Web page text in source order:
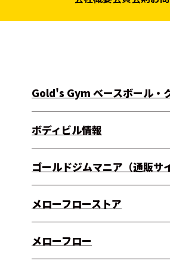
Gold's Gym ベースボール・
ボディビル情報
ゴールドジムマニア（通販サ
メローフローストア
メローフロー